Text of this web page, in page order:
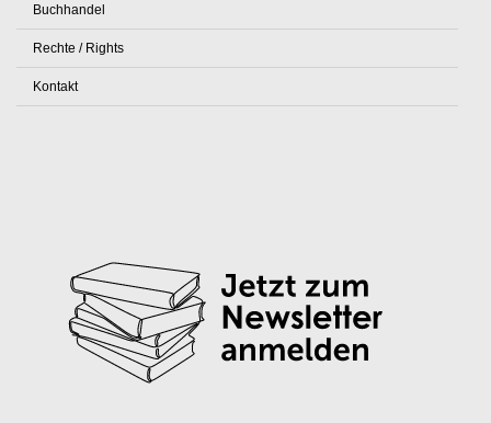
Buchhandel
Rechte / Rights
Kontakt